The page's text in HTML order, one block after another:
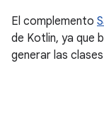
El complemento
de Kotlin, ya que
generar las clases